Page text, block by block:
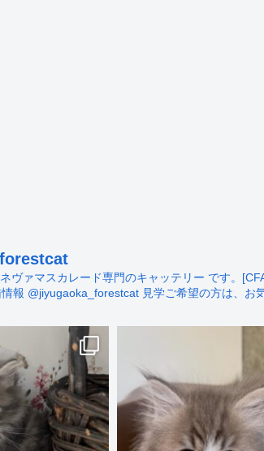
ヴァマスカレード専門のキャッテリー です。
報 @jiyugaoka_forestcat 見学ご希望の方は、お